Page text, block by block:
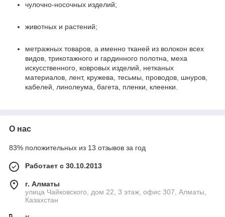
чулочно-носочных изделий;
животных и растений;
метражных товаров, а именно тканей из волокон всех
видов, трикотажного и гардинного полотна, меха
искусственного, ковровых изделий, нетканых
материалов, лент, кружева, тесьмы, проводов, шнуров,
кабелей, линолеума, багета, пленки, клеенки.
О нас
83% положительных из 13 отзывов за год
Работает с 30.10.2013
г. Алматы
улица Чайковского, дом 22, 3 этаж, офис 307, Алматы,
Казахстан